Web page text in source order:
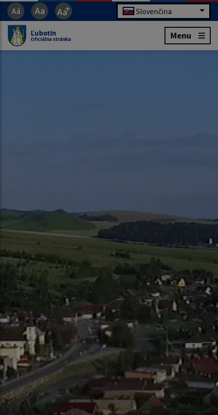
Slovenčina
Ľubotín
Oficiálna stránka Menu